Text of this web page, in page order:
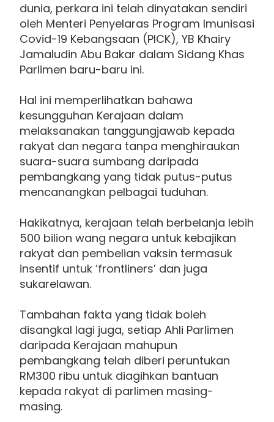
dunia, perkara ini telah dinyatakan sendiri
oleh Menteri Penyelaras Program Imunisasi
Covid-19 Kebangsaan (PICK), YB Khairy
Jamaludin Abu Bakar dalam Sidang Khas
Parlimen baru-baru ini.
Hal ini memperlihatkan bahawa
kesungguhan Kerajaan dalam
melaksanakan tanggungjawab kepada
rakyat dan negara tanpa menghiraukan
suara-suara sumbang daripada
pembangkang yang tidak putus-putus
mencanangkan pelbagai tuduhan.
Hakikatnya, kerajaan telah berbelanja lebih
500 bilion wang negara untuk kebajikan
rakyat dan pembelian vaksin termasuk
insentif untuk ‘frontliners’ dan juga
sukarelawan.
Tambahan fakta yang tidak boleh
disangkal lagi juga, setiap Ahli Parlimen
daripada Kerajaan mahupun
pembangkang telah diberi peruntukan
RM300 ribu untuk diagihkan bantuan
kepada rakyat di parlimen masing-
masing.